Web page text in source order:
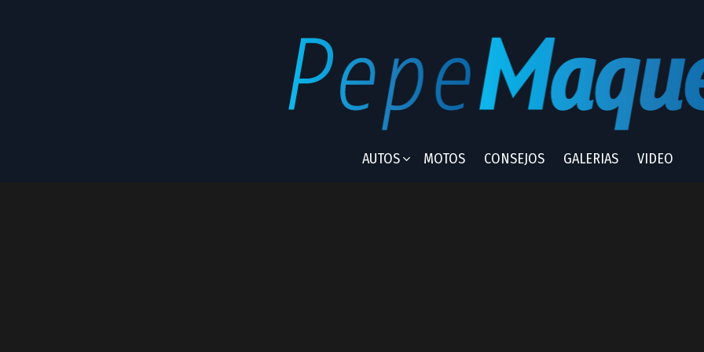
AUTOS MOTOS CONSEJOS GALERIAS VIDEO